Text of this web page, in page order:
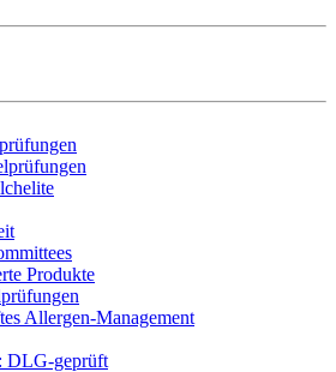
Produkte
Allergen-Management
DLG-geprüft